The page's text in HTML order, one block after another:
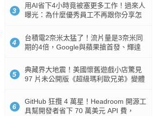
3
用AI省下4小時竟被塞更多工作！過來人
曝光：為什麼優秀員工不再跟你分享怎
4
台積電2奈米太猛了！流片量是3奈米同
期的4倍，Google與蘋果搶首發、輝達
5
典藏界大地震！美國懷舊遊戲小店驚見
97 片未公開版《超級瑪利歐兄弟》變體
6
GitHub 狂攬 4 萬星！Headroom 開源工
具幫開發者省下 70 萬美元 API 費，